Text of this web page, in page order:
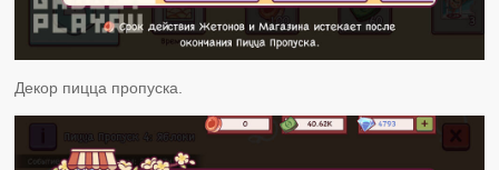
Декор пицца пропуска.